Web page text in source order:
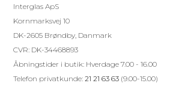
Interglas ApS
Kornmarksvej 10
DK-2605 Brøndby, Danmark
CVR: DK-34468893
Åbningstider i butik: Hverdage 7.00 - 16.00
Telefon privatkunde:21 21 63 63 (9.00-15.00)